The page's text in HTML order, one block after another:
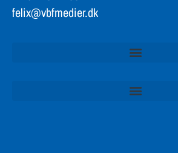
felix@vbfmedier.dk